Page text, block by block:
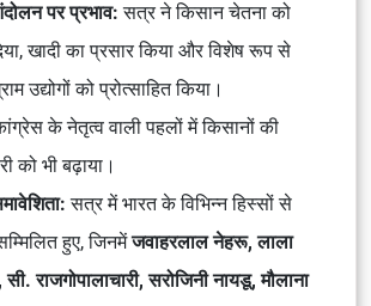
पर प्रभाव: सत्र ने किसान चेतना को
खादी का प्रसार किया और विशेष रूप से
उद्योगों को प्रोत्साहित किया।
के नेतृत्व वाली पहलों में किसानों की
को भी बढ़ाया।
सत्र में भारत के विभिन्न हिस्सों से
हुए, जिनमेंजवाहरलाल नेहरू, लाला
राजगोपालाचारी, सरोजिनी नायडू, मौलाना